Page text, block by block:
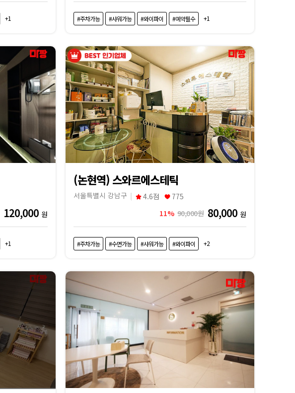
+1 #주차가능 #샤워가능 #와이파이 #예약필수 +1
120,000 원
+1
(논현역) 스와르에스테틱
서울특별시 강남구 4.6점
775
11% 90,000원 80,000 원
#주차가능 #수면가능 #샤워가능 #와이파이 +2